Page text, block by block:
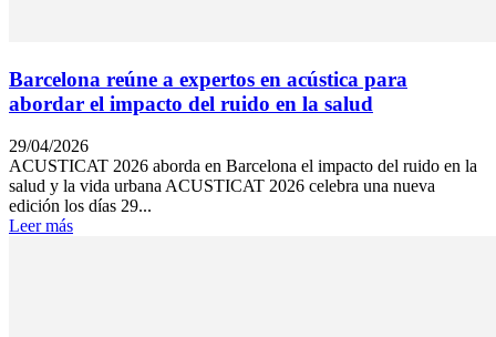
Barcelona reúne a expertos en acústica para
abordar el impacto del ruido en la salud
29/04/2026
ACUSTICAT 2026 aborda en Barcelona el impacto del ruido en la
salud y la vida urbana ACUSTICAT 2026 celebra una nueva
edición los días 29...
Leer más